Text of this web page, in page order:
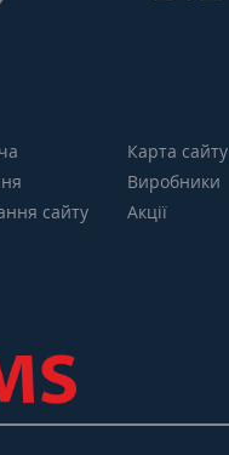
сайту
Карта сайту
Виробники
Акції